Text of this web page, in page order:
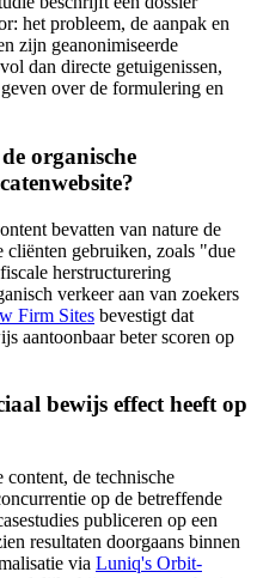
het probleem, de aanpak en
zijn geanonimiseerde
dan directe getuigenissen,
over de formulering en
organische
bevatten van nature de
cliënten gebruiken, zoals "due
herstructurering
verkeer aan van zoekers
Firm Sites bevestigt dat
aantoonbaar beter scoren op
bewijs effect heeft op
de technische
op de betreffende
publiceren op een
resultaten doorgaans binnen
via Luniq's Orbit-